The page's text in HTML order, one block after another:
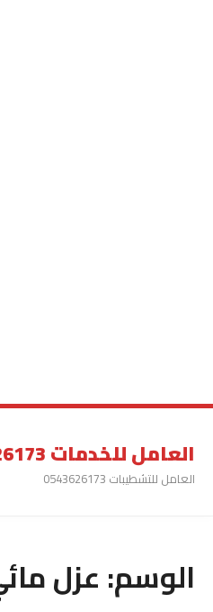
العامل للخدمات 0543626173
العامل للتشطيبات 0543626173
الوسم:عزل مائي